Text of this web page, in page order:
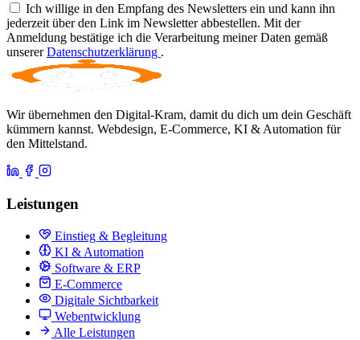
Ich willige in den Empfang des Newsletters ein und kann ihn
jederzeit über den Link im Newsletter abbestellen. Mit der
Anmeldung bestätige ich die Verarbeitung meiner Daten gemäß
unsererDatenschutzerklärung .
Wir übernehmen den Digital-Kram, damit du dich um dein Geschäft
kümmern kannst. Webdesign, E-Commerce, KI & Automation für
den Mittelstand.
Leistungen
Einstieg & Begleitung
KI & Automation
Software & ERP
E-Commerce
Digitale Sichtbarkeit
Webentwicklung
Alle Leistungen